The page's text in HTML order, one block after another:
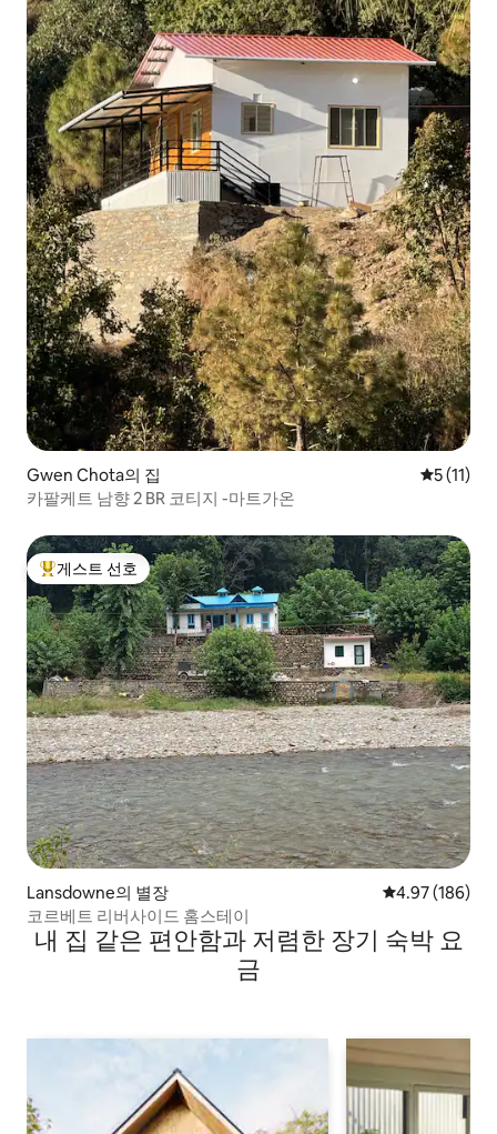
Gwen Chota의 집 평점 5점
5 (11)
카팔케트 남향 2 BR 코티지 -마트가온
상위 게스트 선호
게스트 선호
Lansdowne의 별장 평점 4.97점(5
4.97 (186)
코르베트 리버사이드 홈스테이
내 집 같은 편안함과 저렴한 장기 숙박 요
금